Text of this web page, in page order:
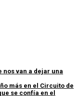
nos van a dejar una
más en el Circuito de
se confía en el